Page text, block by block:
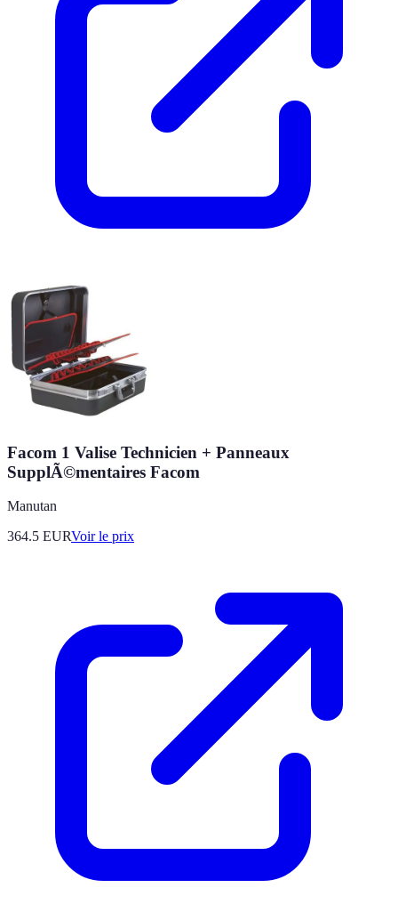
Facom 1 Valise Technicien + Panneaux
SupplÃ©mentaires Facom
Manutan
364.5 EURVoir le prix